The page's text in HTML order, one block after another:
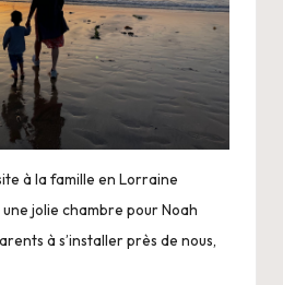
à la famille en Lorraine
jolie chambre pour Noah
à s’installer près de nous,